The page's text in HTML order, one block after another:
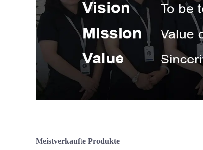
Meistverkaufte Produkte